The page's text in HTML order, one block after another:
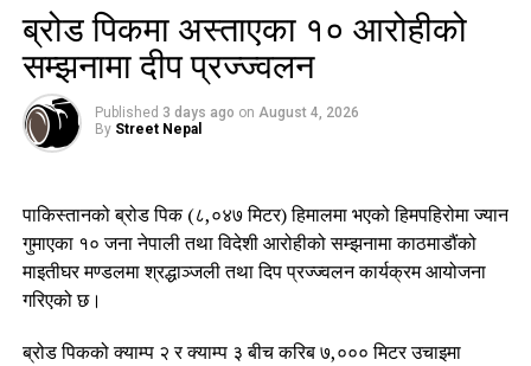
ब्रोड पिकमा अस्ताएका १० आरोहीको
सम्झनामा दीप प्रज्ज्वलन
Published 3 days ago on August 4, 2026
By Street Nepal
पाकिस्तानको ब्रोड पिक (८,०४७ मिटर) हिमालमा भएको हिमपहिरोमा ज्यान
गुमाएका १० जना नेपाली तथा विदेशी आरोहीको सम्झनामा काठमाडौंको
माइतीघर मण्डलमा श्रद्धाञ्जली तथा दिप प्रज्ज्वलन कार्यक्रम आयोजना
गरिएको छ।
ब्रोड पिकको क्याम्प २ र क्याम्प ३ बीच करिब ७,००० मिटर उचाइमा